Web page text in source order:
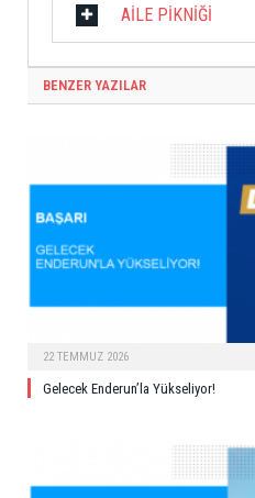
AİLE PİKNİĞİ
BENZER YAZILAR
22 TEMMUZ 2026
Gelecek Enderun’la Yükseliyor!